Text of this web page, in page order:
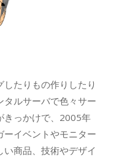
たりもの作りしたり
ルサーバで色々サー
きっかけで、2005年
ーイベントやモニター
商品、技術やデザイ